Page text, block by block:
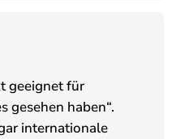
geeignet für
gesehen haben“.
internationale